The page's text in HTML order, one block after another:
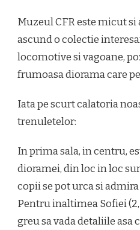
Muzeul CFR este micut
ascund o colectie
locomotive si vagoane,
frumoasa diorama care
Iata pe scurt calatoria
trenuletelor:
In prima sala, in centru,
dioramei, din loc in loc
copii se pot urca si
Pentru inaltimea Sofiei
greu sa vada detaliile asa